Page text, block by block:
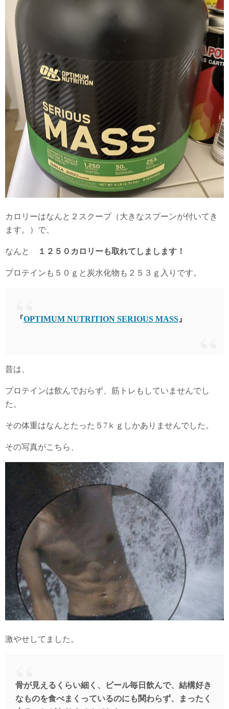
カロリーはなんと２スクープ（大きなスプーンが付いてき
ます。）で、
なんと １２５０カロリーも取れてしまします！
プロテインも５０ｇと炭水化物も２５３ｇ入りです。
『OPTIMUM NUTRITION SERIOUS MASS 』
昔は、
プロテインは飲んでおらず、筋トレもしていませんでし
た。
その体重はなんとたった５7ｋｇしかありませんでした。
その写真がこちら、
激やせしてました。
骨が見えるくらい細く、ビール毎日飲んで、結構好き
なものを食べまくっているのにも関わらず、まったく